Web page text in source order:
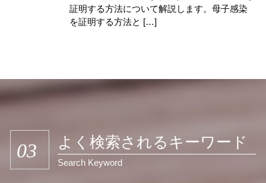
証明する方法について解説します。母子感染
を証明する方法と […]
03 よく検索されるキーワード
Search Keyword